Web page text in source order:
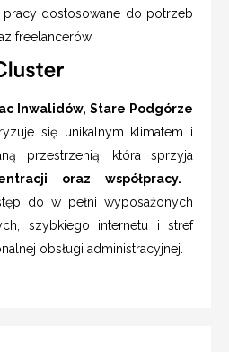
dostosowane do potrzeb
freelancerów.
Inwalidów, Stare Podgórze
się unikalnym klimatem i
przestrzenią, która sprzyja
oraz współpracy.
do w pełni wyposażonych
szybkiego internetu i stref
obsługi administracyjnej.